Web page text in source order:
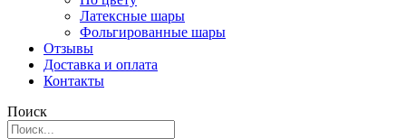
Латексные шары
Фольгированные шары
Отзывы
Доставка и оплата
Контакты
Поиск